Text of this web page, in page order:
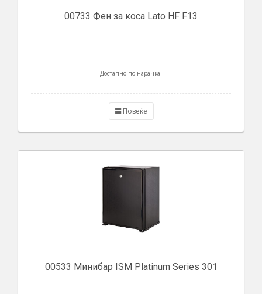
00733 Фен за коса Lato HF F13
Достапно по нарачка
Повеќе
00533 Минибар ISM Platinum Series 301